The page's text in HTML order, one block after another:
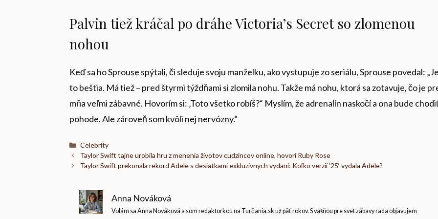
Palvin tiež kráčal po dráhe Victoria’s Secret so zlomenou
nohou
Keď sa ho Sprouse spýtali, či sleduje svoju manželku, ako vystupuje zo seriálu, Sprouse povedal: „Je
to beštia. Má tiež – pred štyrmi týždňami si zlomila nohu. Takže má nohu, ktorá sa zotavuje, čo je
mňa veľmi zábavné. Hovorím si: ‚Toto všetko robíš?“ Myslím, že adrenalín naskočí a ona bude
pohode. Ale zároveň som kvôli nej nervózny.“
Kategórie
Celebrity
Taylor Swift tajne urobila hru z menenia životov cudzincov online, hovorí Ruby Rose
Taylor Swift prekonala rekord Adele s desiatkami exkluzívnych vydaní: Koľko verzií ’25‘ vydala Adele?
Anna Nováková
Volám sa Anna Nováková a som redaktorkou na Turčania.sk už päť rokov. S vášňou pre svet zábavy rada objavujem